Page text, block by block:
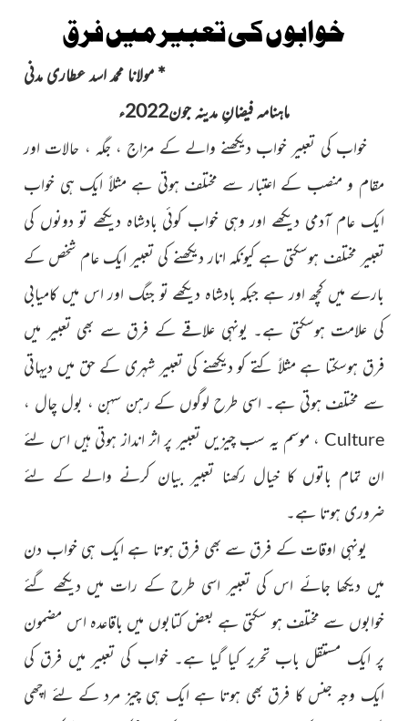
خوابوں کی تعبیر میں فرق
*مولانا محمد اسد عطاری مدنی
ماہنامہ فیضانِ مدینہ جون2022ء
خواب کی تعبیر خواب دیکھنے والے کے مزاج ، جگہ ، حالات اور
مقام و منصب کے اعتبار سے مختلف ہوتی ہے مثلاً ایک ہی خواب
ایک عام آدمی دیکھے اور وہی خواب کوئی بادشاہ دیکھے تو دونوں کی
تعبیر مختلف ہوسکتی ہے کیونکہ انار دیکھنے کی تعبیر ایک عام شخص کے
بارے میں کچھ اور ہے جبکہ بادشاہ دیکھے تو جنگ اور اس میں کامیابی
کی علامت ہوسکتی ہے۔ یونہی علاقے کے فرق سے بھی تعبیر میں
فرق ہوسکتا ہے مثلاً کتے کو دیکھنے کی تعبیر شہری کے حق میں دیہاتی
سے مختلف ہوتی ہے۔ اسی طرح لوگوں کے رہن سہن ، بول چال ،
Culture ، موسم یہ سب چیزیں تعبیر پر اثر انداز ہوتی ہیں اس لئے
ان تمام باتوں کا خیال رکھنا تعبیر بیان کرنے والے کے لئے
ضروری ہوتا ہے۔
یونہی اوقات کے فرق سے بھی فرق ہوتا ہے ایک ہی خواب دن
میں دیکھا جائے اس کی تعبیر اسی طرح کے رات میں دیکھے گئے
خوابوں سے مختلف ہو سکتی ہے بعض کتابوں میں باقاعدہ اس مضمون
پر ایک مستقل باب تحریر کیا گیا ہے۔ خواب کی تعبیر میں فرق کی
ایک وجہ جنس کا فرق بھی ہوتا ہے ایک ہی چیز مرد کے لئے اچھی